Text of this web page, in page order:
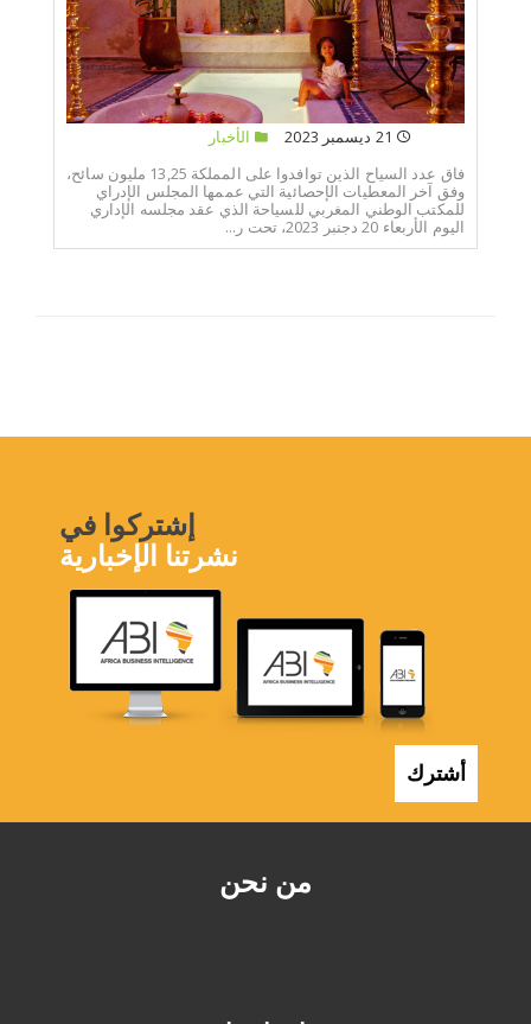
الأخبار
فاق عدد السياح الذين توافدوا على المملكة 13,25 مليون سائح،
وفق آخر المعطيات الإحصائية التي عممها المجلس الإدراي
للمكتب الوطني المغربي للسياحة الذي عقد مجلسه الإداري
اليوم الأربعاء 20 دجنبر 2023، تحت ر...
من نحن
إشتركوا في
نشرتنا الإخبارية
أشترك